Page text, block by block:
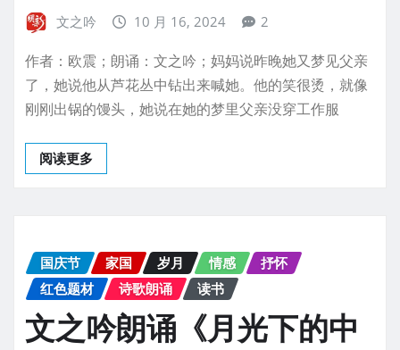
文之吟 10 月 16, 2024 2
作者：欧震；朗诵：文之吟；妈妈说昨晚她又梦见父亲
了，她说他从芦花丛中钻出来喊她。他的笑很烫，就像
刚刚出锅的馒头，她说在她的梦里父亲没穿工作服
阅读更多
国庆节 家国 岁月 情感
抒怀
红色题材
诗歌朗诵 读书
文之吟朗诵《月光下的中